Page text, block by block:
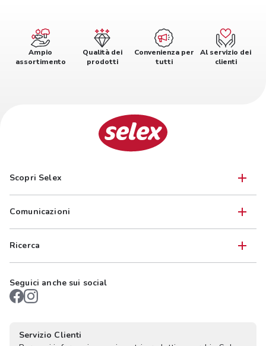
Ampio
assortimento
Qualità dei
prodotti
Convenienza per
tutti
Al servizio dei
clienti
Scopri Selex
Comunicazioni
Ricerca
Seguici anche sui social
Servizio Clienti